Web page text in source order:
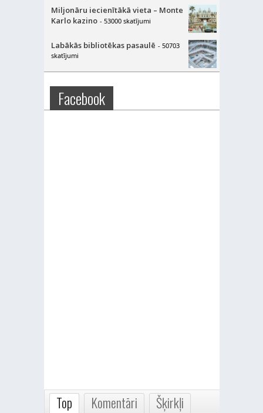
Miljonāru iecienītākā vieta – Monte
Karlo kazino - 53000 skatījumi
Labākās bibliotēkas pasaulē - 50703
skatījumi
Facebook
Top Komentāri Šķirkļi